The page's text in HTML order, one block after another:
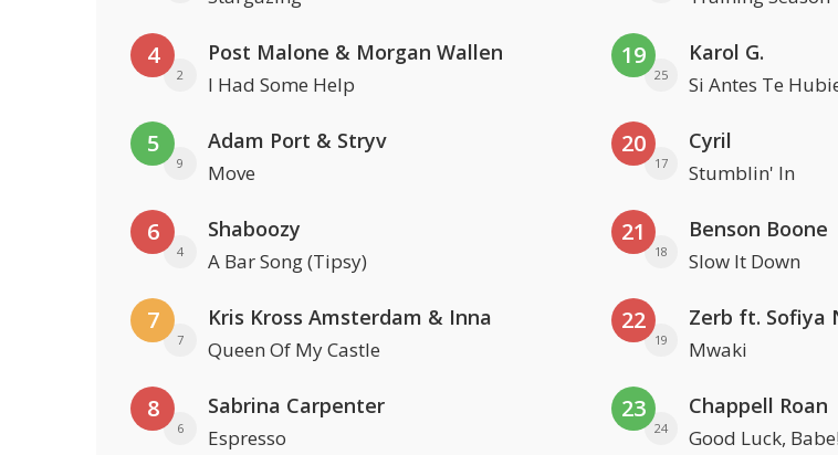
4
2
Post Malone & Morgan Wallen
I Had Some Help
5
9
Adam Port & Stryv
Move
6
4
Shaboozy
A Bar Song (Tipsy)
7
7
Kris Kross Amsterdam & Inna
Queen Of My Castle
8
6
Sabrina Carpenter
Espresso
19
25
Karol G.
Si Antes Te
20
17
Cyril
Stumblin' In
21
18
Benson Boone
Slow It Down
22
19
Zerb ft. Sofiya
Mwaki
23
24
Chappell Roan
Good Luck, Babe!